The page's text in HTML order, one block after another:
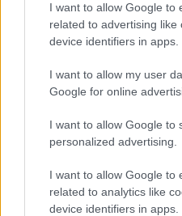
I want to allow Google to
related to advertising like
device identifiers in apps.
I want to allow my user
Google for online
I want to allow Google to
personalized advertising.
I want to allow Google to
related to analytics like
device identifiers in apps.
Cómo aplicar un framework
inversiones
Lucía Herrera · 5 Ago 2026